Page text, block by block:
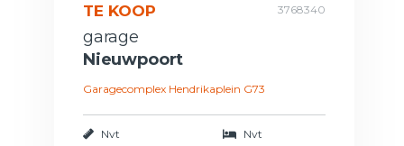
TE KOOP 3768340
garage
Nieuwpoort
Garagecomplex Hendrikaplein G73
Nvt Nvt